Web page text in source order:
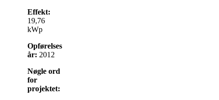
Effekt:
19,76
kWp
Opførelses
år: 2012
Nøgle ord
for
projektet: